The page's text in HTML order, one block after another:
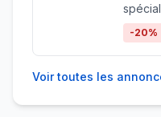
nos
-20%
Voir toutes les